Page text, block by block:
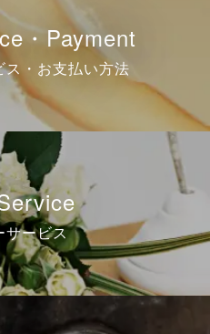
・Payment
ス・お支払い方法
サービス